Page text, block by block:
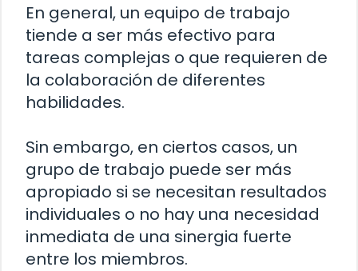
En general, un equipo de trabajo
tiende a ser más efectivo para
tareas complejas o que requieren de
la colaboración de diferentes
habilidades.
Sin embargo, en ciertos casos, un
grupo de trabajo puede ser más
apropiado si se necesitan resultados
individuales o no hay una necesidad
inmediata de una sinergia fuerte
entre los miembros.